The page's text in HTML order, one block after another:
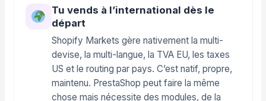
Tu vends à l’international dès le
départ
Shopify Markets gère nativement la multi-
devise, la multi-langue, la TVA EU, les taxes
US et le routing par pays. C’est natif, propre,
maintenu. PrestaShop peut faire la même
chose mais nécessite des modules, de la